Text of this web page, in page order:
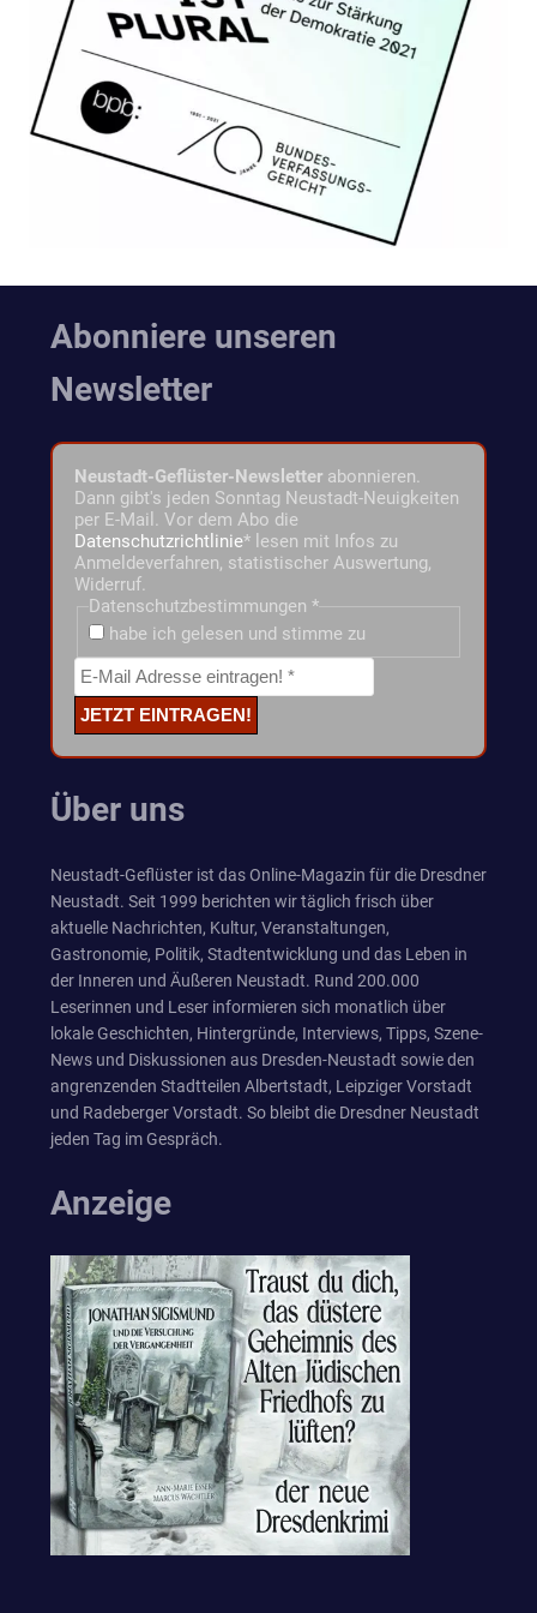
Abonniere unseren
Newsletter
Neustadt-Geflüster-Newsletter abonnieren.
Dann gibt's jeden Sonntag Neustadt-Neuigkeiten
per E-Mail. Vor dem Abo die
Datenschutzrichtlinie* lesen mit Infos zu
Anmeldeverfahren, statistischer Auswertung,
Widerruf.
Datenschutzbestimmungen *
habe ich gelesen und stimme zu
Über uns
Neustadt-Geflüster ist das Online-Magazin für die Dresdner
Neustadt. Seit 1999 berichten wir täglich frisch über
aktuelle Nachrichten, Kultur, Veranstaltungen,
Gastronomie, Politik, Stadtentwicklung und das Leben in
der Inneren und Äußeren Neustadt. Rund 200.000
Leserinnen und Leser informieren sich monatlich über
lokale Geschichten, Hintergründe, Interviews, Tipps, Szene-
News und Diskussionen aus Dresden-Neustadt sowie den
angrenzenden Stadtteilen Albertstadt, Leipziger Vorstadt
und Radeberger Vorstadt. So bleibt die Dresdner Neustadt
jeden Tag im Gespräch.
Anzeige